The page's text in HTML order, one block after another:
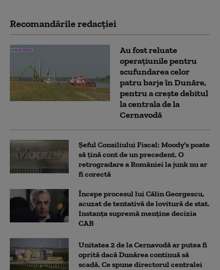
Recomandările redacţiei
Au fost reluate
operațiunile pentru
scufundarea celor
patru barje în Dunăre,
pentru a crește debitul
la centrala de la
Cernavodă
Șeful Consiliului Fiscal: Moody's poate
să țină cont de un precedent. O
retrogradare a României la junk nu ar
fi corectă
Începe procesul lui Călin Georgescu,
acuzat de tentativă de lovitură de stat.
Instanța supremă menține decizia
CAB
Unitatea 2 de la Cernavodă ar putea fi
oprită dacă Dunărea continuă să
scadă. Ce spune directorul centralei